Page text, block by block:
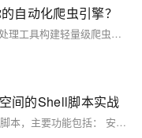
自动化爬虫引擎？
Shell脚本利用curl/wget发起请求，结合文本处理工具构建轻量级爬虫，支持并行加速、定时任务、增量抓取及分布式部署。通过随机UA、异常重试等优化提升稳定性，适用于日志监控、价格追踪等场景。相比Python，具备启动快、资源占用低的优势，适合嵌入式或老旧服务器环境，复杂任务可结合Python实现混合编程。
间的Shell脚本实战​
这篇博客介绍了一个实用的Linux系统盘清理脚本，主要功能包括： 安全权限检查和旧内核清理，保留当前使用内核 7天以上日志文件清理和系统日志压缩 浏览器缓存(Chrome/Firefox)、APT缓存、临时文件清理 智能清理Snap旧版本和Docker无用数据 提供磁盘空间使用前后对比和大文件查找功能 脚本采用交互式设计确保安全性，适合定期维护开发环境、服务器和个人电脑。文章详细解析了脚本的关键功能代码，并给出了使用建议。完整脚本已开源，用户可根据需求自定义调整清理策略。